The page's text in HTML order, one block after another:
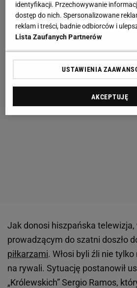
Jak donosi hiszpańska telewizja,
prowadzącym do szatni doszło
piłkarzami. Włosi byli źli nie
na rywali. Sytuację postanowił
„Królewskich” Sergio Ramos,
identyfikacji. Przechowywanie
dostęp do nich. Spersonalizowane
reklam i treści, badnie odbiorców i
Lista Zaufanych Partnerów
USTAWIENIA
AKCEPTUJĘ